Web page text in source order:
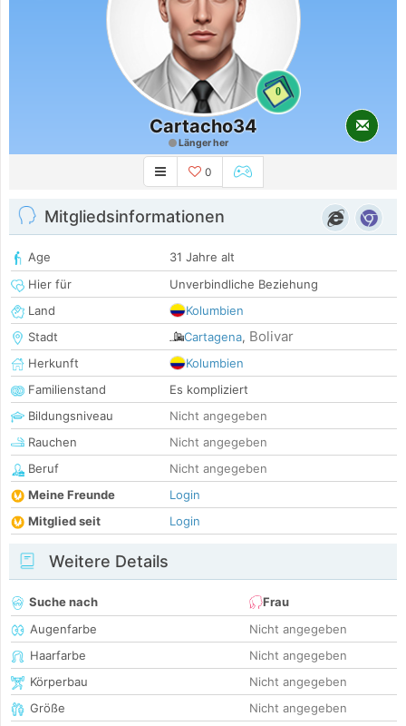
0
Cartacho34
Länger her
0
Mitgliedsinformationen
Age
31 Jahre alt
Hier für
Unverbindliche Beziehung
Land
Kolumbien
Stadt
Cartagena, Bolivar
Herkunft
Kolumbien
Familienstand
Es kompliziert
Bildungsniveau
Nicht angegeben
Rauchen
Nicht angegeben
Beruf
Nicht angegeben
Meine Freunde
Login
Mitglied seit
Login
Weitere Details
Suche nach
Frau
Augenfarbe
Nicht angegeben
Haarfarbe
Nicht angegeben
Körperbau
Nicht angegeben
Größe
Nicht angegeben